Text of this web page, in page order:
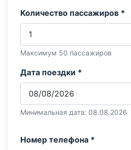
Количество пассажиров *
Максимум 50 пассажиров
Дата поездки *
Минимальная дата: 08.08.2026
Номер телефона *